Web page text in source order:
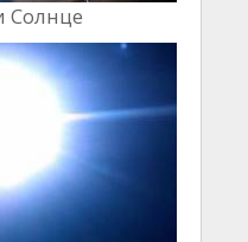
Cолнце